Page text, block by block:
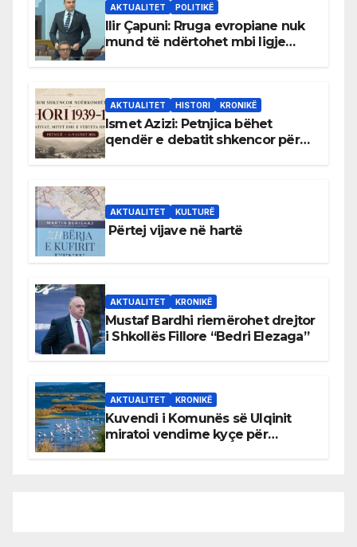
AKTUALITET POLITIKË
Ilir Çapuni: Rruga evropiane nuk
mund të ndërtohet mbi ligje
AKTUALITET HISTORI KRONIKË
Ismet Azizi: Petnjica bëhet
qendër e debatit shkencor për
AKTUALITET KULTURË
Përtej vijave në hartë
AKTUALITET KRONIKË
Mustaf Bardhi riemërohet drejtor
i Shkollës Fillore “Bedri Elezaga”
AKTUALITET KRONIKË
Kuvendi i Komunës së Ulqinit
miratoi vendime kyçe për